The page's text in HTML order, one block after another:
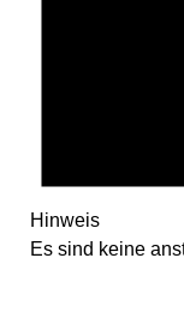
Hinweis
Es sind keine